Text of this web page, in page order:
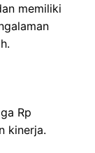
memiliki
Rp
kinerja.